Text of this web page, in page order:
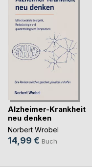
Alzheimer-Krankheit
neu denken
Norbert Wrobel
14,99 € Buch